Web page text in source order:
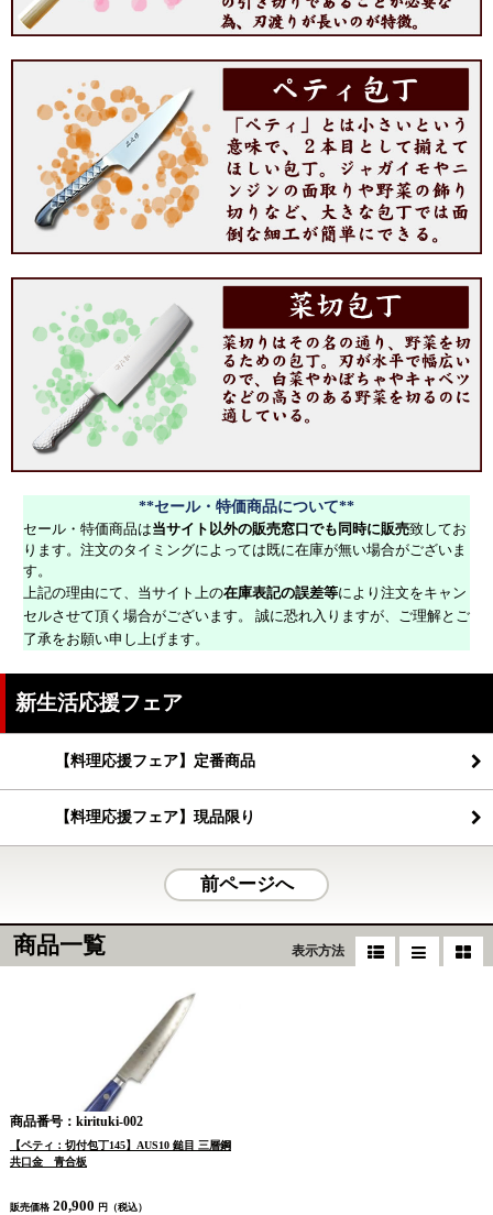
**セール・特価商品について**
セール・特価商品は当サイト以外の販売窓口でも同時に販売致してお
ります。注文のタイミングによっては既に在庫が無い場合がございま
す。
上記の理由にて、当サイト上の在庫表記の誤差等により注文をキャン
セルさせて頂く場合がございます。 誠に恐れ入りますが、ご理解とご
了承をお願い申し上げます。
新生活応援フェア
【料理応援フェア】定番商品
【料理応援フェア】現品限り
前ページへ
商品一覧 表示方法
商品番号：kirituki-002
【ペティ：切付包丁145】AUS10 鎚目 三層鋼
共口金 青合板
販売価格 20,900 円（税込）